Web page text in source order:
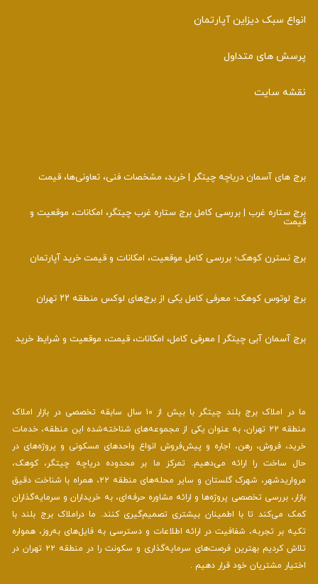
انواع سبک دیزاین آپارتمان
پرسش های متداول
نقشه سایت
برج‌ های آسمان دریاچه چیتگر | خرید، مشخصات فنی، تعاونی‌ها، قیمت
برج ستاره غرب | بررسی کامل برج ستاره غرب چیتگر، امکانات، موقعیت و
قیمت
برج نسترن کوهک؛ بررسی کامل موقعیت، امکانات و قیمت خرید آپارتمان
برج لوتوس کوهک؛ معرفی کامل یکی از برج‌های لوکس منطقه ۲۲ تهران
برج آسمان آبی چیتگر | معرفی کامل، امکانات، قیمت، موقعیت و شرایط خرید
ما در املاک برج بلند چیتگر با بیش از ۱۰ سال سابقه تخصصی در بازار املاک
منطقه ۲۲ تهران، به عنوان یکی از مجموعه‌های شناخته‌شده این منطقه، خدمات
خرید، فروش، رهن، اجاره و پیش‌فروش انواع واحدهای مسکونی و پروژه‌های در
حال ساخت را ارائه می‌دهیم. تمرکز ما بر محدوده دریاچه چیتگر، کوهک،
مرواریدشهر، شهرک گلستان و سایر محله‌های منطقه ۲۲، همراه با شناخت دقیق
بازار، بررسی تخصصی پروژه‌ها و ارائه مشاوره حرفه‌ای، به خریداران و سرمایه‌گذاران
کمک می‌کند تا با اطمینان بیشتری تصمیم‌گیری کنند. ما دراملاک برج بلند با
تکیه بر تجربه، شفافیت در ارائه اطلاعات و دسترسی به فایل‌های به‌روز، همواره
تلاش کردیم بهترین فرصت‌های سرمایه‌گذاری و سکونت را در منطقه ۲۲ تهران در
اختیار مشتریان خود قرار دهیم .